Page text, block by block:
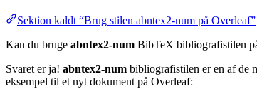
Sektion kaldt “Brug stilen abntex2-num på Overleaf”
Kan du bruge abntex2-num BibTeX bibliografistilen
Svaret er ja! abntex2-num bibliografistilen er en af de
eksempel til et nyt dokument på Overleaf: